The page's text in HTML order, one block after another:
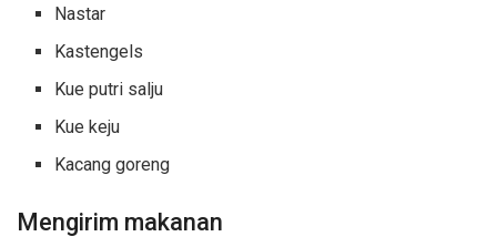
Nastar
Kastengels
Kue putri salju
Kue keju
Kacang goreng
Mengirim makanan